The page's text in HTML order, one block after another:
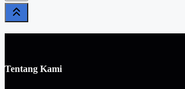
Tentang Kami